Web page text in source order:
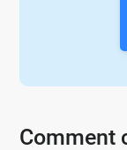
Comment